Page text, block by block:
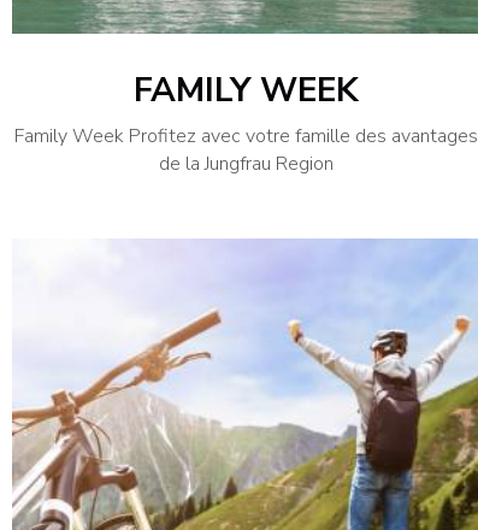
FAMILY WEEK
Family Week Profitez avec votre famille des avantages
de la Jungfrau Region